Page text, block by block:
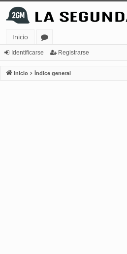
Inicio
or
os
Identificarse Registrarse
Inicio Índice general